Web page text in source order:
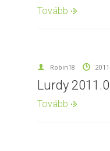
Tovább
Robin18
Lurdy
Tovább